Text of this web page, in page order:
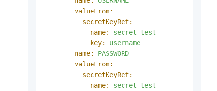
valueFrom:
secretKeyRef:
name:
secret-test
key:
username
-
name:
PASSWORD
valueFrom:
secretKeyRef:
name:
secret-test